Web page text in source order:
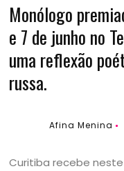
Monólogo
e 7 de junho no
uma reflexão
russa.
Afina Menina
Curitiba recebe